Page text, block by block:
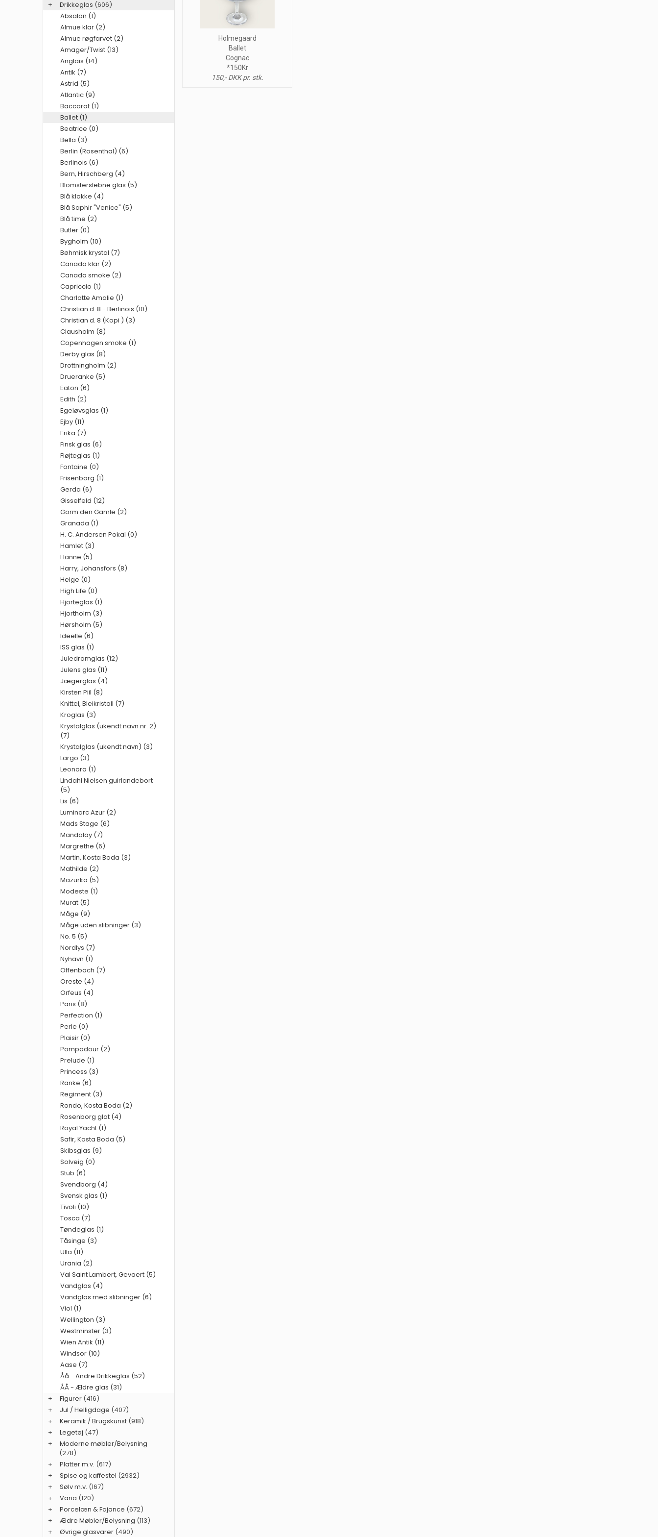
Holmegaard
Ballet
Cognac
*150Kr
150,- DKK pr. stk.
+ Drikkeglas (606)
Absalon (1)
Almue klar (2)
Almue røgfarvet (2)
Amager/Twist (13)
Anglais (14)
Antik (7)
Astrid (5)
Atlantic (9)
Baccarat (1)
Ballet (1)
Beatrice (0)
Bella (3)
Berlin (Rosenthal) (6)
Berlinois (6)
Bern, Hirschberg (4)
Blomsterslebne glas (5)
Blå klokke (4)
Blå Saphir "Venice" (5)
Blå time (2)
Butler (0)
Bygholm (10)
Bøhmisk krystal (7)
Canada klar (2)
Canada smoke (2)
Capriccio (1)
Charlotte Amalie (1)
Christian d. 8 - Berlinois (10)
Christian d. 8 (Kopi ) (3)
Clausholm (8)
Copenhagen smoke (1)
Derby glas (8)
Drottningholm (2)
Drueranke (5)
Eaton (6)
Edith (2)
Egeløvsglas (1)
Ejby (11)
Erika (7)
Finsk glas (6)
Fløjteglas (1)
Fontaine (0)
Frisenborg (1)
Gerda (6)
Gisselfeld (12)
Gorm den Gamle (2)
Granada (1)
H. C. Andersen Pokal (0)
Hamlet (3)
Hanne (5)
Harry, Johansfors (8)
Helge (0)
High Life (0)
Hjorteglas (1)
Hjortholm (3)
Hørsholm (5)
Ideelle (6)
ISS glas (1)
Juledramglas (12)
Julens glas (11)
Jægerglas (4)
Kirsten Piil (8)
Knittel, Bleikristall (7)
Kroglas (3)
Krystalglas (ukendt navn nr. 2)
(7)
Krystalglas (ukendt navn) (3)
Largo (3)
Leonora (1)
Lindahl Nielsen guirlandebort
(5)
Lis (6)
Luminarc Azur (2)
Mads Stage (6)
Mandalay (7)
Margrethe (6)
Martin, Kosta Boda (3)
Mathilde (2)
Mazurka (5)
Modeste (1)
Murat (5)
Måge (9)
Måge uden slibninger (3)
No. 5 (5)
Nordlys (7)
Nyhavn (1)
Offenbach (7)
Oreste (4)
Orfeus (4)
Paris (8)
Perfection (1)
Perle (0)
Plaisir (0)
Pompadour (2)
Prelude (1)
Princess (3)
Ranke (6)
Regiment (3)
Rondo, Kosta Boda (2)
Rosenborg glat (4)
Royal Yacht (1)
Safir, Kosta Boda (5)
Skibsglas (9)
Solveig (0)
Stub (6)
Svendborg (4)
Svensk glas (1)
Tivoli (10)
Tosca (7)
Tøndeglas (1)
Tåsinge (3)
Ulla (11)
Urania (2)
Val Saint Lambert, Gevaert (5)
Vandglas (4)
Vandglas med slibninger (6)
Viol (1)
Wellington (3)
Westminster (3)
Wien Antik (11)
Windsor (10)
Aase (7)
Åå - Andre Drikkeglas (52)
ÅÅ - Ældre glas (31)
+
Figurer (416)
+
Jul / Helligdage (407)
+
Keramik / Brugskunst (918)
+
Legetøj (47)
+
Moderne møbler/Belysning
(278)
+
Platter m.v. (617)
+
Spise og kaffestel (2932)
+
Sølv m.v. (167)
+
Varia (120)
+
Porcelæn & Fajance (672)
+
Ældre Møbler/Belysning (113)
+
Øvrige glasvarer (490)